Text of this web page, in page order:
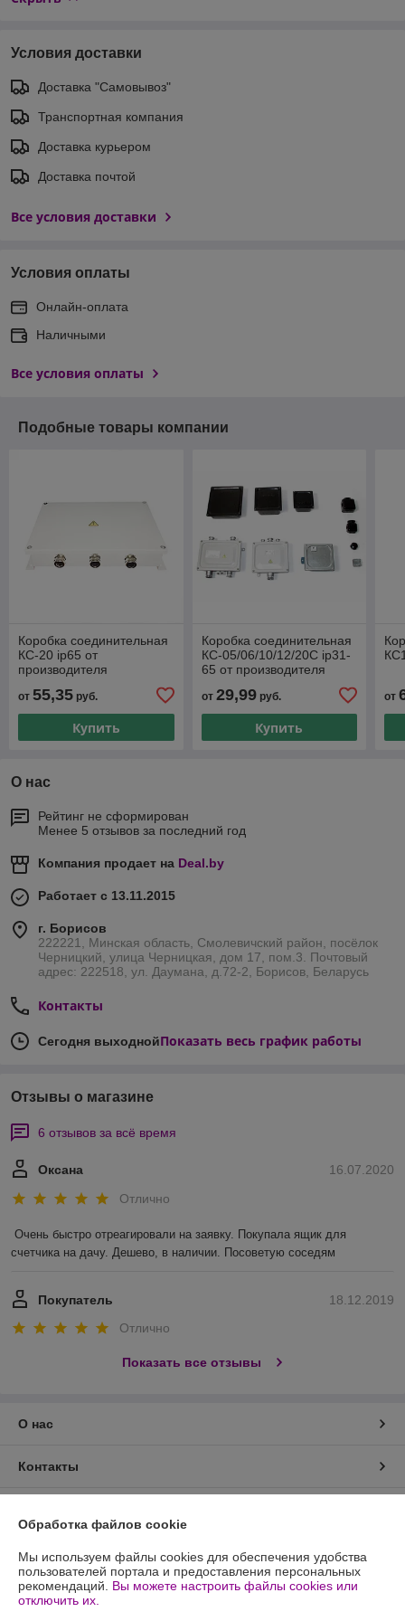
Условия доставки
Доставка "Самовывоз"
Транспортная компания
Доставка курьером
Доставка почтой
Все условия доставки
Условия оплаты
Онлайн-оплата
Наличными
Все условия оплаты
Подобные товары компании
Коробка соединительная
КС-20 ip65 от
производителя
от 55,35 руб.
Купить
Коробка соединительная
КС-05/06/10/12/20C ip31-
65 от производителя
от 29,99руб.
Купить
от
О нас
Рейтинг не сформирован
Менее 5 отзывов за последний год
Компания продает на Deal.by
Работает с 13.11.2015
г. Борисов
222221, Минская область, Смолевичский район, посёлок
Черницкий, улица Черницкая, дом 17, пом.3. Почтовый
адрес: 222518, ул. Даумана, д.72-2, Борисов, Беларусь
Контакты
Сегодня выходнойПоказать весь график работы
Отзывы о магазине
6 отзывов за всё время
16.07.2020
Оксана
Отлично
Очень быстро отреагировали на заявку. Покупала ящик для
счетчика на дачу. Дешево, в наличии. Посоветую соседям
18.12.2019
Покупатель
Отлично
Показать все отзывы
О нас
Контакты
График работы
Полная версия сайта
Обработка файлов cookie
Мы используем файлы cookies для обеспечения удобства
пользователей портала и предоставления персональных
рекомендаций. Вы можете настроить файлы cookies или
отключить их.